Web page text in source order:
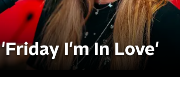
I'm In Love'